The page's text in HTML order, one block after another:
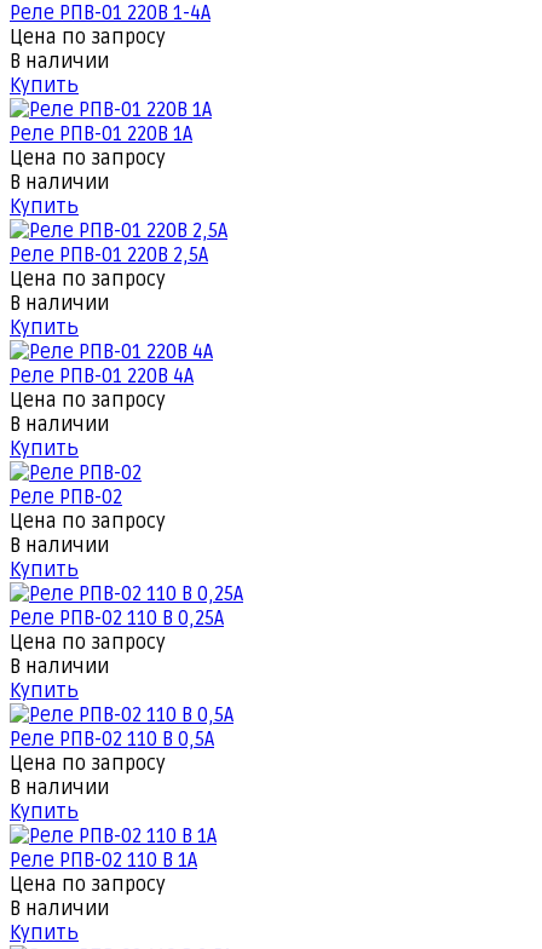
Реле РПВ-01 220В 1-4А
Цена по запросу
В наличии
Купить
Реле РПВ-01 220В 1А
Цена по запросу
В наличии
Купить
Реле РПВ-01 220В 2,5А
Цена по запросу
В наличии
Купить
Реле РПВ-01 220В 4А
Цена по запросу
В наличии
Купить
Реле РПВ-02
Цена по запросу
В наличии
Купить
Реле РПВ-02 110 В 0,25А
Цена по запросу
В наличии
Купить
Реле РПВ-02 110 В 0,5А
Цена по запросу
В наличии
Купить
Реле РПВ-02 110 В 1А
Цена по запросу
В наличии
Купить